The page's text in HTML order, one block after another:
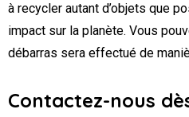
à recycler autant d’objets que
impact sur la planète. Vous
débarras sera effectué de
Contactez-nous